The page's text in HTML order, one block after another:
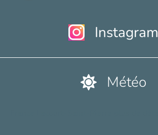
Instagram
Météo